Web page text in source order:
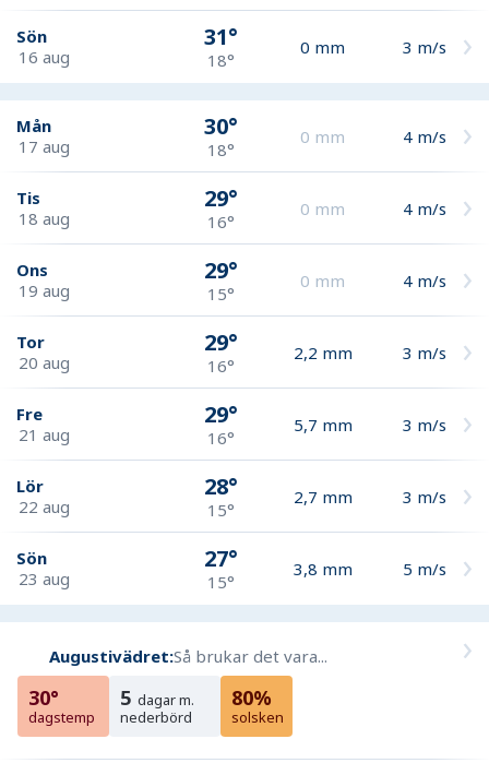
Sön
16 aug
31°
18°
0 mm 3 m/s
Mån
17 aug
30°
18°
0 mm 4 m/s
Tis
18 aug
29°
16°
0 mm 4 m/s
Ons
19 aug
29°
15°
0 mm 4 m/s
Tor
20 aug
29°
16°
2,2 mm 3 m/s
Fre
21 aug
29°
16°
5,7 mm 3 m/s
Lör
22 aug
28°
15°
2,7 mm 3 m/s
Sön
23 aug
27°
15°
3,8 mm 5 m/s
Augustivädret:Så brukar det vara...
30°
dagstemp
5 dagar m.
nederbörd
80%
solsken